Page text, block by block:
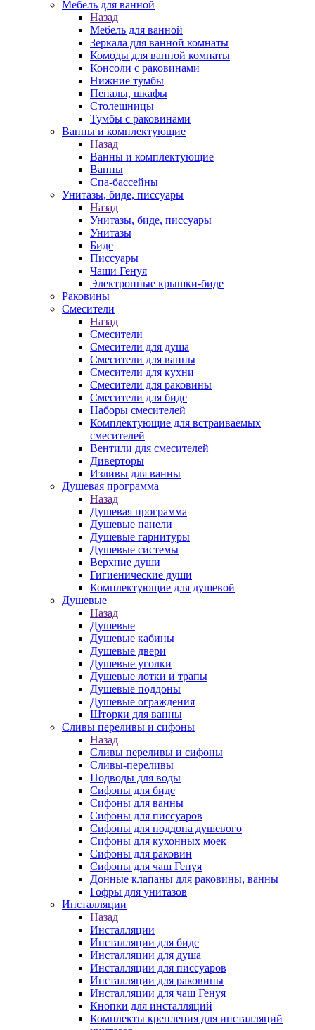
Мебель для ванной
Назад
Мебель для ванной
Зеркала для ванной комнаты
Комоды для ванной комнаты
Консоли с раковинами
Нижние тумбы
Пеналы, шкафы
Столешницы
Тумбы с раковинами
Ванны и комплектующие
Назад
Ванны и комплектующие
Ванны
Спа-бассейны
Унитазы, биде, писсуары
Назад
Унитазы, биде, писсуары
Унитазы
Биде
Писсуары
Чаши Генуя
Электронные крышки-биде
Раковины
Смесители
Назад
Смесители
Смесители для душа
Смесители для ванны
Смесители для кухни
Смесители для раковины
Смесители для биде
Наборы смесителей
Комплектующие для встраиваемых
смесителей
Вентили для смесителей
Диверторы
Изливы для ванны
Душевая программа
Назад
Душевая программа
Душевые панели
Душевые гарнитуры
Душевые системы
Верхние души
Гигиенические души
Комплектующие для душевой
Душевые
Назад
Душевые
Душевые кабины
Душевые двери
Душевые уголки
Душевые лотки и трапы
Душевые поддоны
Душевые ограждения
Шторки для ванны
Сливы переливы и сифоны
Назад
Сливы переливы и сифоны
Сливы-переливы
Подводы для воды
Сифоны для биде
Сифоны для ванны
Сифоны для писсуаров
Сифоны для поддона душевого
Сифоны для кухонных моек
Сифоны для раковин
Сифоны для чаш Генуя
Донные клапаны для раковины, ванны
Гофры для унитазов
Инсталляции
Назад
Инсталляции
Инсталляции для биде
Инсталляции для душа
Инсталляции для писсуаров
Инсталляции для раковины
Инсталляции для чаш Генуя
Кнопки для инсталляций
Комплекты крепления для инсталляций